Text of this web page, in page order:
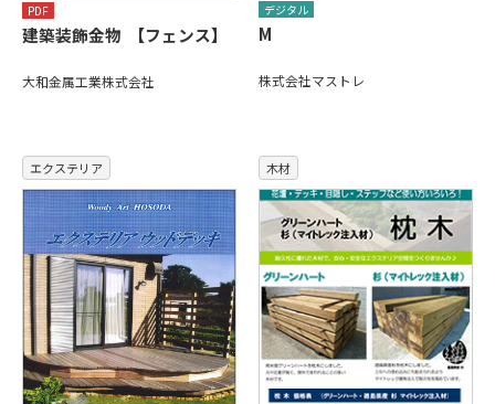
PDF
建築装飾金物 【フェンス】
大和金属工業株式会社
デジタル
M
株式会社マストレ
エクステリア 木材